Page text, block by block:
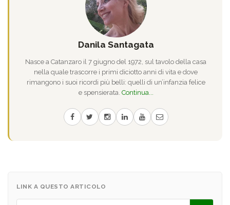
Danila Santagata
Nasce a Catanzaro il 7 giugno del 1972, sul tavolo della casa
nella quale trascorre i primi diciotto anni di vita e dove
rimangono i suoi ricordi più belli: quelli di un’infanzia felice
e spensierata. Continua...
LINK A QUESTO ARTICOLO